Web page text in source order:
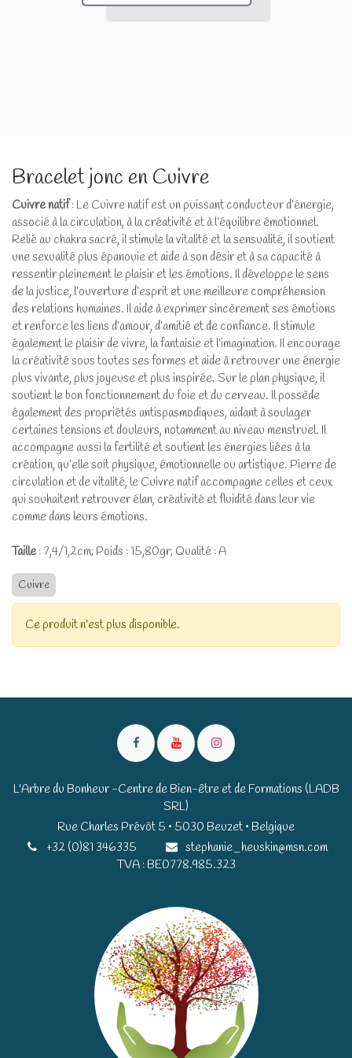
Bracelet jonc en Cuivre
Cuivre natif: Le Cuivre natif est un puissant conducteur d’énergie,
associé à la circulation, à la créativité et à l’équilibre émotionnel.
Relié au chakra sacré, il stimule la vitalité et la sensualité, il soutient
une sexualité plus épanouie et aide à son désir et à sa capacité à
ressentir pleinement le plaisir et les émotions. Il développe le sens
de la justice, l’ouverture d’esprit et une meilleure compréhension
des relations humaines. Il aide à exprimer sincèrement ses émotions
et renforce les liens d’amour, d’amitié et de confiance. Il stimule
également le plaisir de vivre, la fantaisie et l’imagination. Il encourage
la créativité sous toutes ses formes et aide à retrouver une énergie
plus vivante, plus joyeuse et plus inspirée. Sur le plan physique, il
soutient le bon fonctionnement du foie et du cerveau. Il possède
également des propriétés antispasmodiques, aidant à soulager
certaines tensions et douleurs, notamment au niveau menstruel. Il
accompagne aussi la fertilité et soutient les énergies liées à la
création, qu’elle soit physique, émotionnelle ou artistique. Pierre de
circulation et de vitalité, le Cuivre natif accompagne celles et ceux
qui souhaitent retrouver élan, créativité et fluidité dans leur vie
comme dans leurs émotions.
Taille : 7,4/1,2cm; Poids : 15,80gr; Qualité : A
Cuivre
Ce produit n'est plus disponible.
L'Arbre du Bonheur -Centre de Bien-être et de Formations (LADB
SRL)
Rue Charles Prévôt 5 • 5030 Beuzet • Belgique​​
+32 (0)81 346335
stephanie_heuskin@msn.com
TVA : BE0778.985.323